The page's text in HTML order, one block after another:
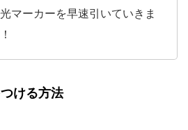
マーカーを早速引いていきま
ける方法